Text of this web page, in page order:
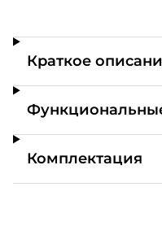
Краткое
Комплектация